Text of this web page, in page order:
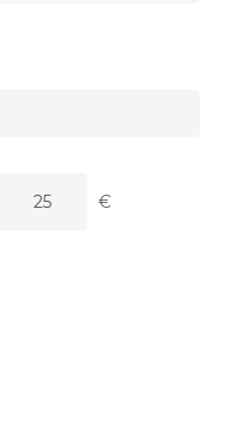
€